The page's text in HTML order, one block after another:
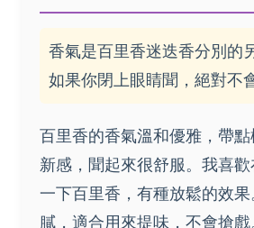
香氣是百里香迷迭香分別的
如果你閉上眼睛聞，絕對不
百里香的香氣溫和優雅，帶
新感，聞起來很舒服。我喜
一下百里香，有種放鬆的效
膩，適合用來提味，不會搶戲